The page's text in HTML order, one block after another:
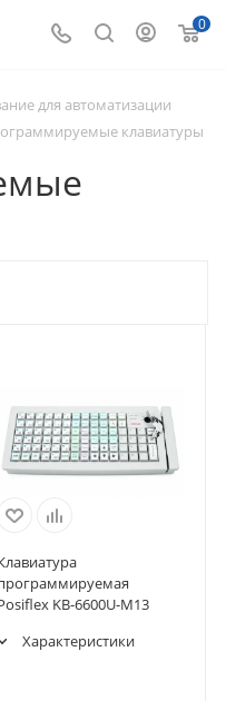
0
для автоматизации
клавиатуры
KB-6600U-M13
Характеристики